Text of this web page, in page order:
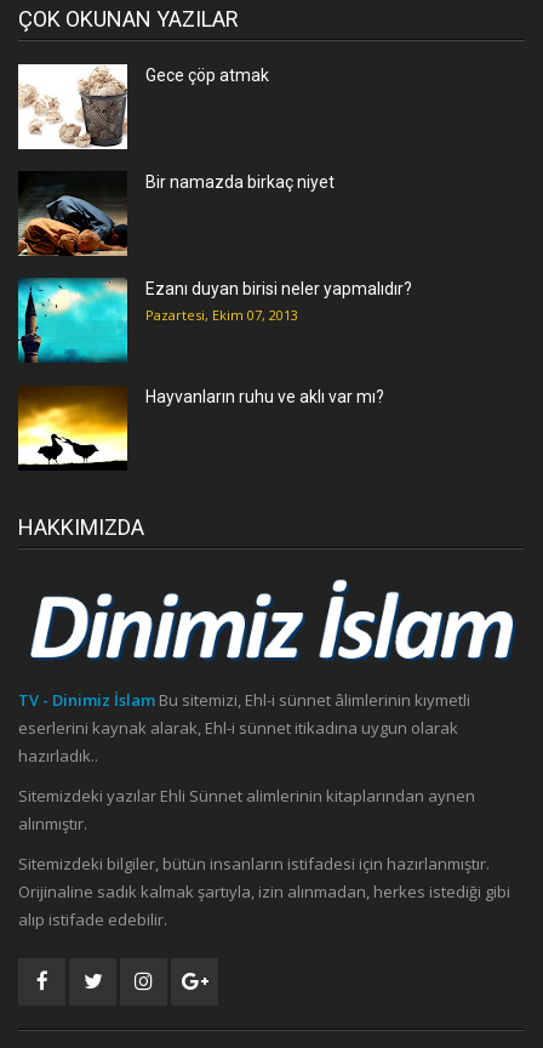
ÇOK OKUNAN YAZILAR
Gece çöp atmak
Bir namazda birkaç niyet
Ezanı duyan birisi neler yapmalıdır?
Pazartesi, Ekim 07, 2013
Hayvanların ruhu ve aklı var mı?
HAKKIMIZDA
TV - Dinimiz İslam Bu sitemizi, Ehl-i sünnet âlimlerinin kıymetli
eserlerini kaynak alarak, Ehl-i sünnet itikadına uygun olarak
hazırladık..
Sitemizdeki yazılar Ehli Sünnet alimlerinin kitaplarından aynen
alınmıştır.
Sitemizdeki bilgiler, bütün insanların istifadesi için hazırlanmıştır.
Orijinaline sadık kalmak şartıyla, izin alınmadan, herkes istediği gibi
alıp istifade edebilir.